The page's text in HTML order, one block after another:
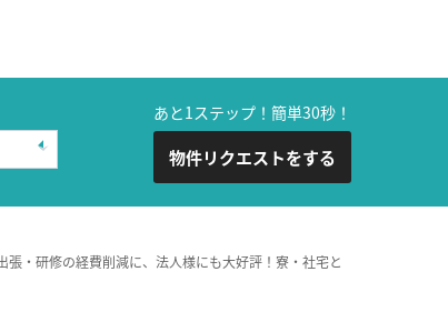
あと1ステップ！簡単30秒！
物件リクエストをする
・研修の経費削減に、法人様にも大好評！寮・社宅と